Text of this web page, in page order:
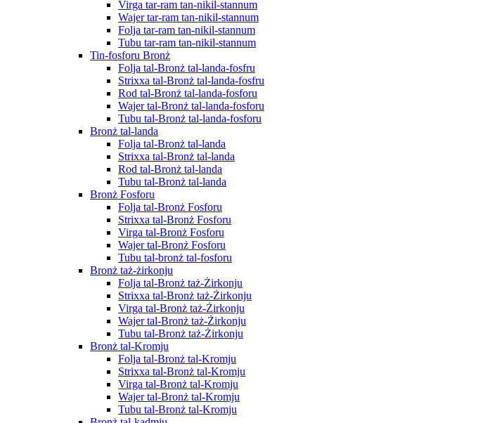
Virga tar-ram tan-nikil-stannum
Wajer tar-ram tan-nikil-stannum
Folja tar-ram tan-nikil-stannum
Tubu tar-ram tan-nikil-stannum
Tin-fosforu Bronż
Folja tal-Bronż tal-landa-fosfru
Strixxa tal-Bronż tal-landa-fosfru
Rod tal-Bronż tal-landa-fosforu
Wajer tal-Bronż tal-landa-fosforu
Tubu tal-Bronż tal-landa-fosforu
Bronż tal-landa
Folja tal-Bronż tal-landa
Strixxa tal-Bronż tal-landa
Rod tal-Bronż tal-landa
Tubu tal-Bronż tal-landa
Bronż Fosforu
Folja tal-Bronż Fosforu
Strixxa tal-Bronż Fosforu
Virga tal-Bronż Fosforu
Wajer tal-Bronż Fosforu
Tubu tal-bronż tal-fosforu
Bronż taż-żirkonju
Folja tal-Bronż taż-Żirkonju
Strixxa tal-Bronż taż-Żirkonju
Virga tal-Bronż taż-Żirkonju
Wajer tal-Bronż taż-Żirkonju
Tubu tal-Bronż taż-Żirkonju
Bronż tal-Kromju
Folja tal-Bronż tal-Kromju
Strixxa tal-Bronż tal-Kromju
Virga tal-Bronż tal-Kromju
Wajer tal-Bronż tal-Kromju
Tubu tal-Bronż tal-Kromju